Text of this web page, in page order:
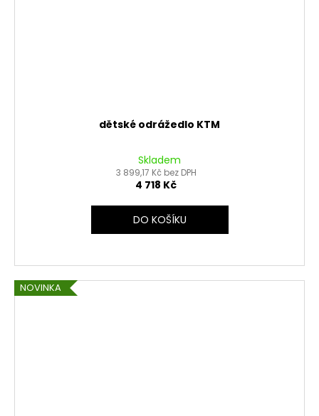
dětské odrážedlo KTM
Skladem
3 899,17 Kč bez DPH
4 718 Kč
DO KOŠÍKU
NOVINKA